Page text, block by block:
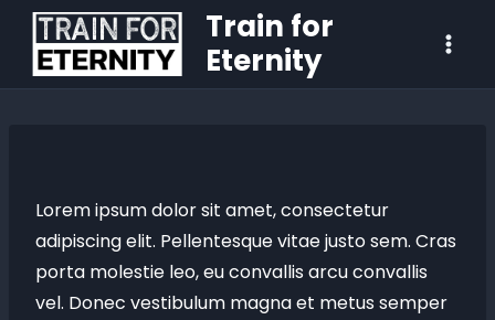
Train for
Eternity
Lorem ipsum dolor sit amet, consectetur
adipiscing elit. Pellentesque vitae justo sem. Cras
porta molestie leo, eu convallis arcu convallis
vel. Donec vestibulum magna et metus semper